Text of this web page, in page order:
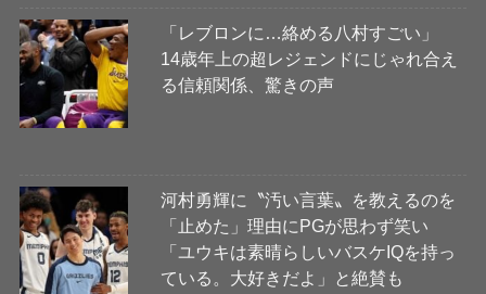
「レブロンに…絡める八村すごい」
14歳年上の超レジェンドにじゃれ合え
る信頼関係、驚きの声
河村勇輝に〝汚い言葉〟を教えるのを
「止めた」理由にPGが思わず笑い
「ユウキは素晴らしいバスケIQを持っ
ている。大好きだよ」と絶賛も